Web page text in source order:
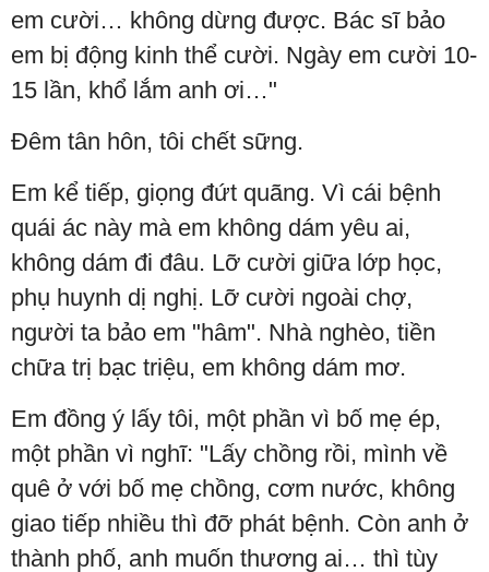
em cười… không dừng được. Bác sĩ bảo
em bị động kinh thể cười. Ngày em cười 10-
15 lần, khổ lắm anh ơi…"
Đêm tân hôn, tôi chết sững.
Em kể tiếp, giọng đứt quãng. Vì cái bệnh
quái ác này mà em không dám yêu ai,
không dám đi đâu. Lỡ cười giữa lớp học,
phụ huynh dị nghị. Lỡ cười ngoài chợ,
người ta bảo em "hâm". Nhà nghèo, tiền
chữa trị bạc triệu, em không dám mơ.
Em đồng ý lấy tôi, một phần vì bố mẹ ép,
một phần vì nghĩ: "Lấy chồng rồi, mình về
quê ở với bố mẹ chồng, cơm nước, không
giao tiếp nhiều thì đỡ phát bệnh. Còn anh ở
thành phố, anh muốn thương ai… thì tùy